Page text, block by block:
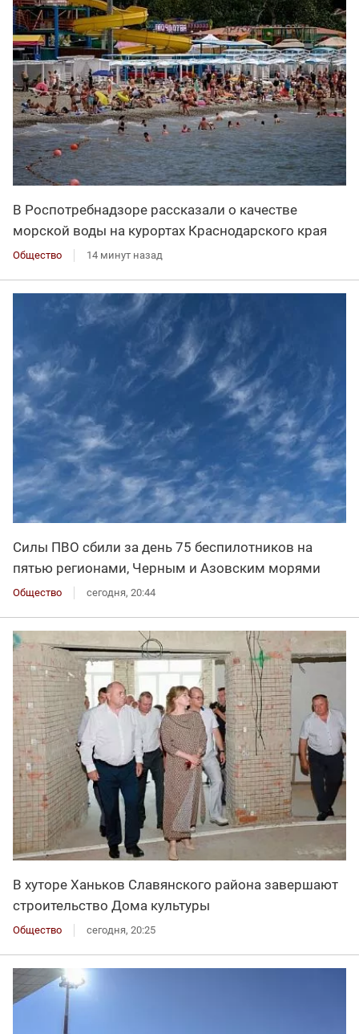
В Роспотребнадзоре рассказали о качестве
морской воды на курортах Краснодарского края
Общество 14 минут назад
Силы ПВО сбили за день 75 беспилотников на
пятью регионами, Черным и Азовским морями
Общество сегодня, 20:44
В хуторе Ханьков Славянского района завершают
строительство Дома культуры
Общество сегодня, 20:25